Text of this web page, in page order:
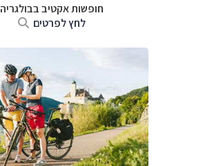
חופשות אקטיב בבולגריה
לחץ לפרטים